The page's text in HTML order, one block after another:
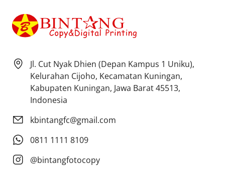
Jl. Cut Nyak Dhien (Depan Kampus 1 Uniku),
Kelurahan Cijoho, Kecamatan Kuningan,
Kabupaten Kuningan, Jawa Barat 45513,
Indonesia
kbintangfc@gmail.com
0811 1111 8109
@bintangfotocopy